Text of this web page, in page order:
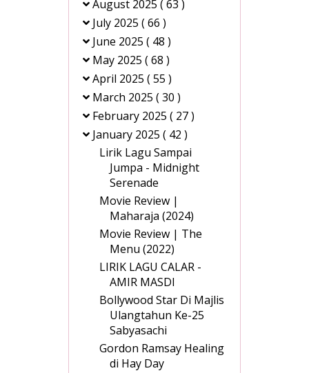
August 2025 ( 63 )
July 2025 ( 66 )
June 2025 ( 48 )
May 2025 ( 68 )
April 2025 ( 55 )
March 2025 ( 30 )
February 2025 ( 27 )
January 2025 ( 42 )
Lirik Lagu Sampai
Jumpa - Midnight
Serenade
Movie Review |
Maharaja (2024)
Movie Review | The
Menu (2022)
LIRIK LAGU CALAR -
AMIR MASDI
Bollywood Star Di Majlis
Ulangtahun Ke-25
Sabyasachi
Gordon Ramsay Healing
di Hay Day